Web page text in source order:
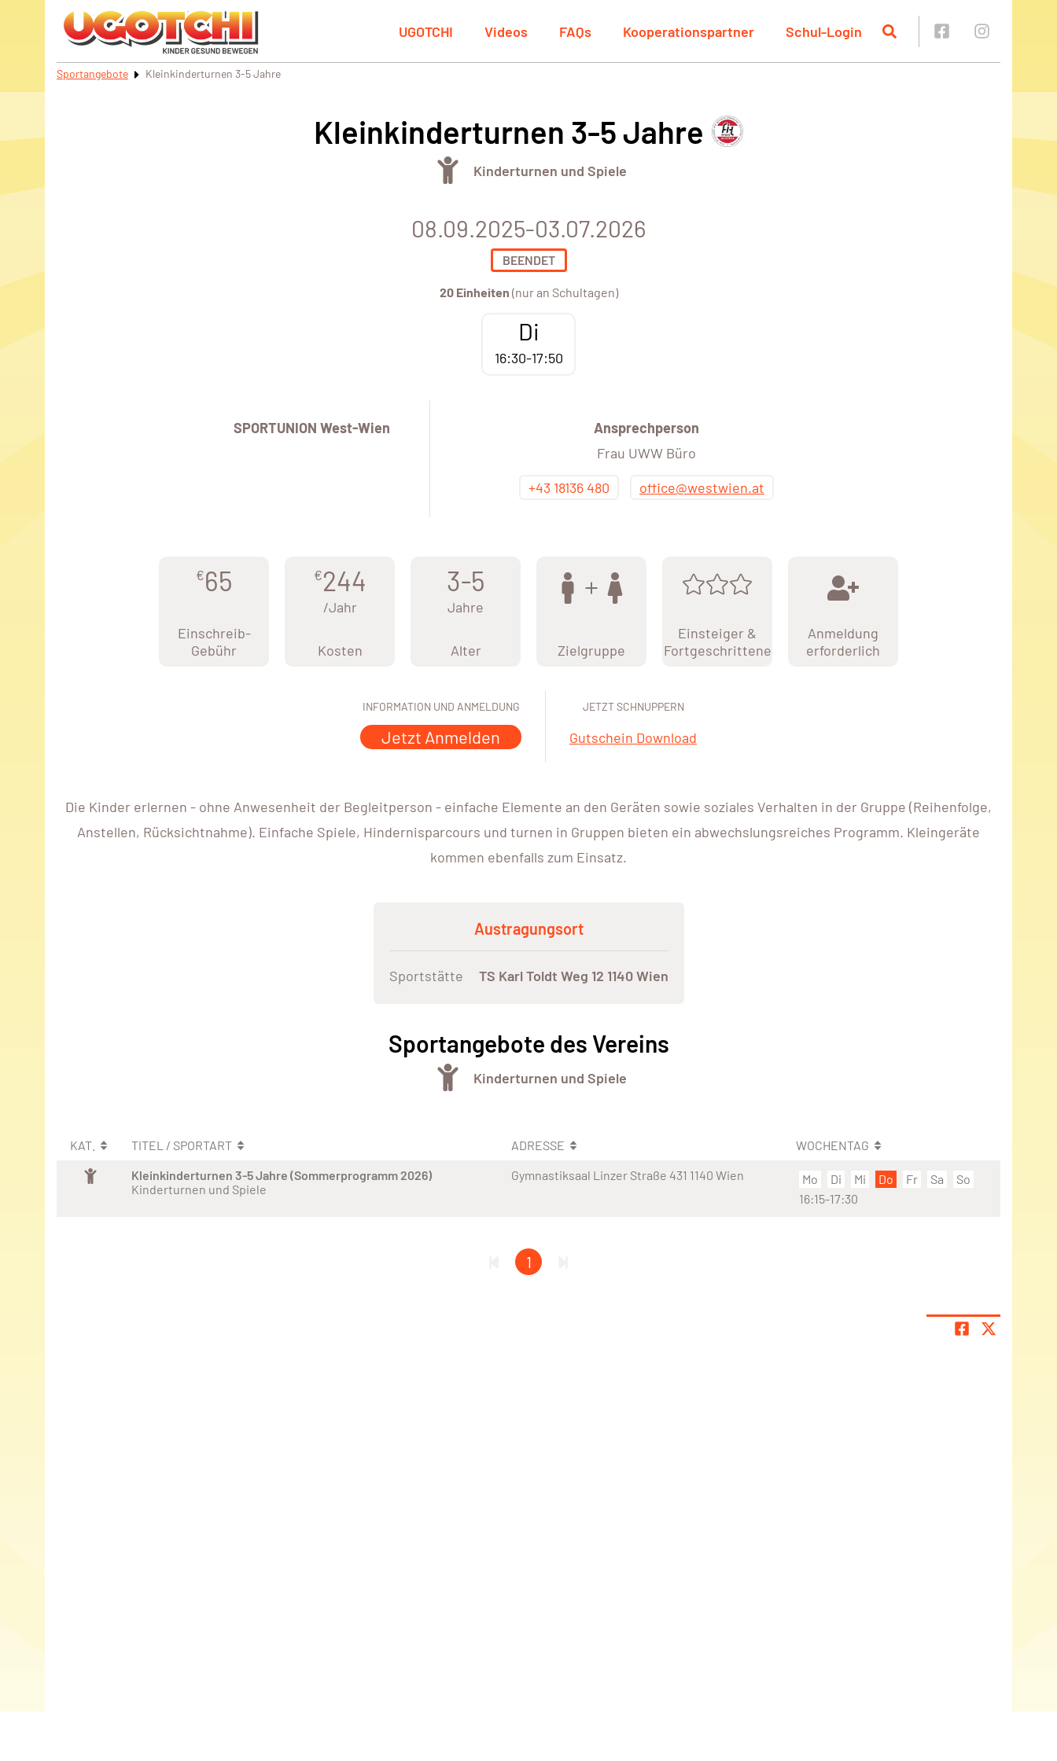
UGOTCHI Videos FAQs Kooperationspartner Schul-Login
Sportangebote Kleinkinderturnen 3-5 Jahre
Kleinkinderturnen 3-5 Jahre
Kinderturnen und Spiele
08.09.2025-03.07.2026
BEENDET
20 Einheiten (nur an Schultagen)
Di
16:30-17:50
SPORTUNION West-Wien
Ansprechperson
Frau UWW Büro
+43 18136 480
office@westwien.at
€65
Einschreib-
Gebühr
€244
/Jahr
Kosten
3-5
Jahre
Alter Zielgruppe
Einsteiger &
Fortgeschrittene
Anmeldung
erforderlich
INFORMATION UND ANMELDUNG
Jetzt Anmelden
JETZT SCHNUPPERN
Gutschein Download
Die Kinder erlernen - ohne Anwesenheit der Begleitperson - einfache Elemente an den Geräten sowie soziales Verhalten in der Gruppe (Reihenfolge,
Anstellen, Rücksichtnahme). Einfache Spiele, Hindernisparcours und turnen in Gruppen bieten ein abwechslungsreiches Programm. Kleingeräte
kommen ebenfalls zum Einsatz.
Austragungsort
Sportstätte TS Karl Toldt Weg 12 1140 Wien
Sportangebote des Vereins
Kinderturnen und Spiele
KAT. TITEL / SPORTART ADRESSE
WOCHENTAG
Kleinkinderturnen 3-5 Jahre (Sommerprogramm 2026)
Kinderturnen und Spiele
Gymnastiksaal Linzer Straße 431 1140 Wien Mo Di Mi Do Fr Sa
So
16:15-17:30
1